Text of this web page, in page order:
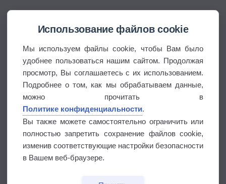
Использование файлов cookie
Мы используем файлы cookie, чтобы Вам было
удобнее пользоваться нашим сайтом. Продолжая
просмотр, Вы соглашаетесь с их использованием.
Подробнее о том, как мы обрабатываем данные,
можно прочитать в
Политике конфиденциальности.
Вы также можете самостоятельно ограничить или
полностью запретить сохранение файлов cookie,
изменив соответствующие настройки безопасности
в Вашем веб-браузере.